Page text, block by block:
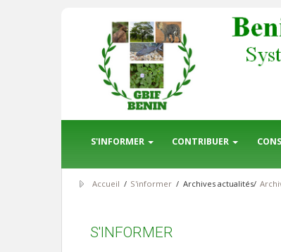
S'INFORMER CONTRIBUER
Accueil / S'informer / Archives actualités/
S'INFORMER